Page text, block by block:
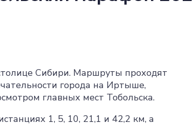
Сибири. Маршруты проходят
города на Иртыше,
главных мест Тобольска.
1, 5, 10, 21,1 и 42,2 км, а